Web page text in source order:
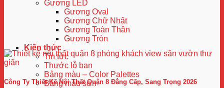
Gương LED
Gương Oval
Gương Chữ Nhật
Gương Toàn Thân
Gương Tròn
Kiến thức
Tin tức
Thước lỗ ban
Bảng màu – Color Palettes
Bảng màu sơn
Công Ty Thiết Kế Nội Thất Quận 8 Đẳng Cấp, Sang Trọng 2026